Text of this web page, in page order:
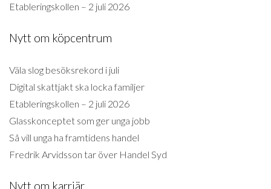
Etableringskollen – 2 juli 2026
Nytt om köpcentrum
Väla slog besöksrekord i juli
Digital skattjakt ska locka familjer
Etableringskollen – 2 juli 2026
Glasskonceptet som ger unga jobb
Så vill unga ha framtidens handel
Fredrik Arvidsson tar över Handel Syd
Nytt om karriär